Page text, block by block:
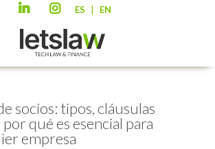
ES EN
socios: tipos, cláusulas
por qué es esencial para
empresa